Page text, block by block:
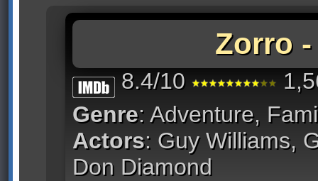
Zorro -
8.4/10
Genre: Adventure,
Actors: Guy Williams,
Don Diamond